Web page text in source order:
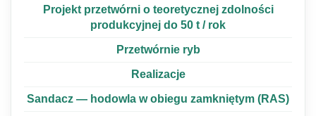
Projekt przetwórni o teoretycznej zdolności
produkcyjnej do 50 t / rok
Przetwórnie ryb
Realizacje
Sandacz — hodowla w obiegu zamkniętym (RAS)